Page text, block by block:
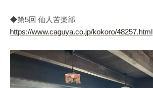
◆第5回 仙人苦楽部
https://www.caguya.co.jp/kokoro/48257.html